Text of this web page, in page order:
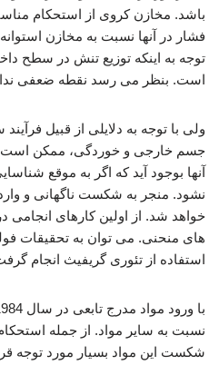
باشد. مخازن کروی از استحکام
فشار در آنها نسبت به مخازن
توجه به اینکه توزیع تنش در سطح
است. بنظر می رسد نقطه ضعفی
ولی با توجه به دلایلی از قبیل
جسم خارجی و خوردگی، ممکن
آنها بوجود آید که اگر به موقع
نشود. منجر به شکست ناگهانی و
خواهد شد. از اولین کارهای
استفاده از تئوری گریفیث انجام
نسبت به سایر مواد. از جمله استحکام
شکست این مواد بسیار مورد توجه